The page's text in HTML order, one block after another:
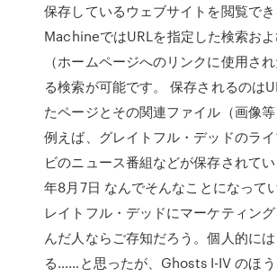
保存しているウェブサイトを閲覧で
MachineではURLを指定した検索お
（ホームページへのリンクに使用さ
る検索が可能です。 保存されるのは
たページとその関連ファイル（画像等
例えば、グレイトフル・デッドのラ
ビのニュース番組などが保存されて
年8月7日 なんでそんなことになって
レイトフル・デッドにマーケティン
んだ人ならご存知だろう。個人的に
る……と思ったが、Ghosts I-IV のほ